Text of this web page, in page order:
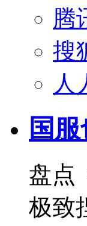
腾
搜
人
国
盘点
极致